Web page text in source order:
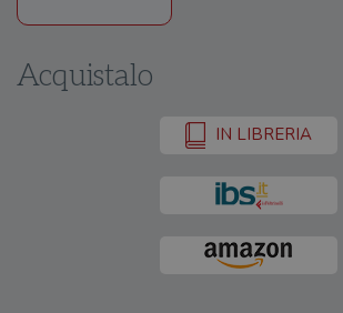
Acquistalo
IN LIBRERIA